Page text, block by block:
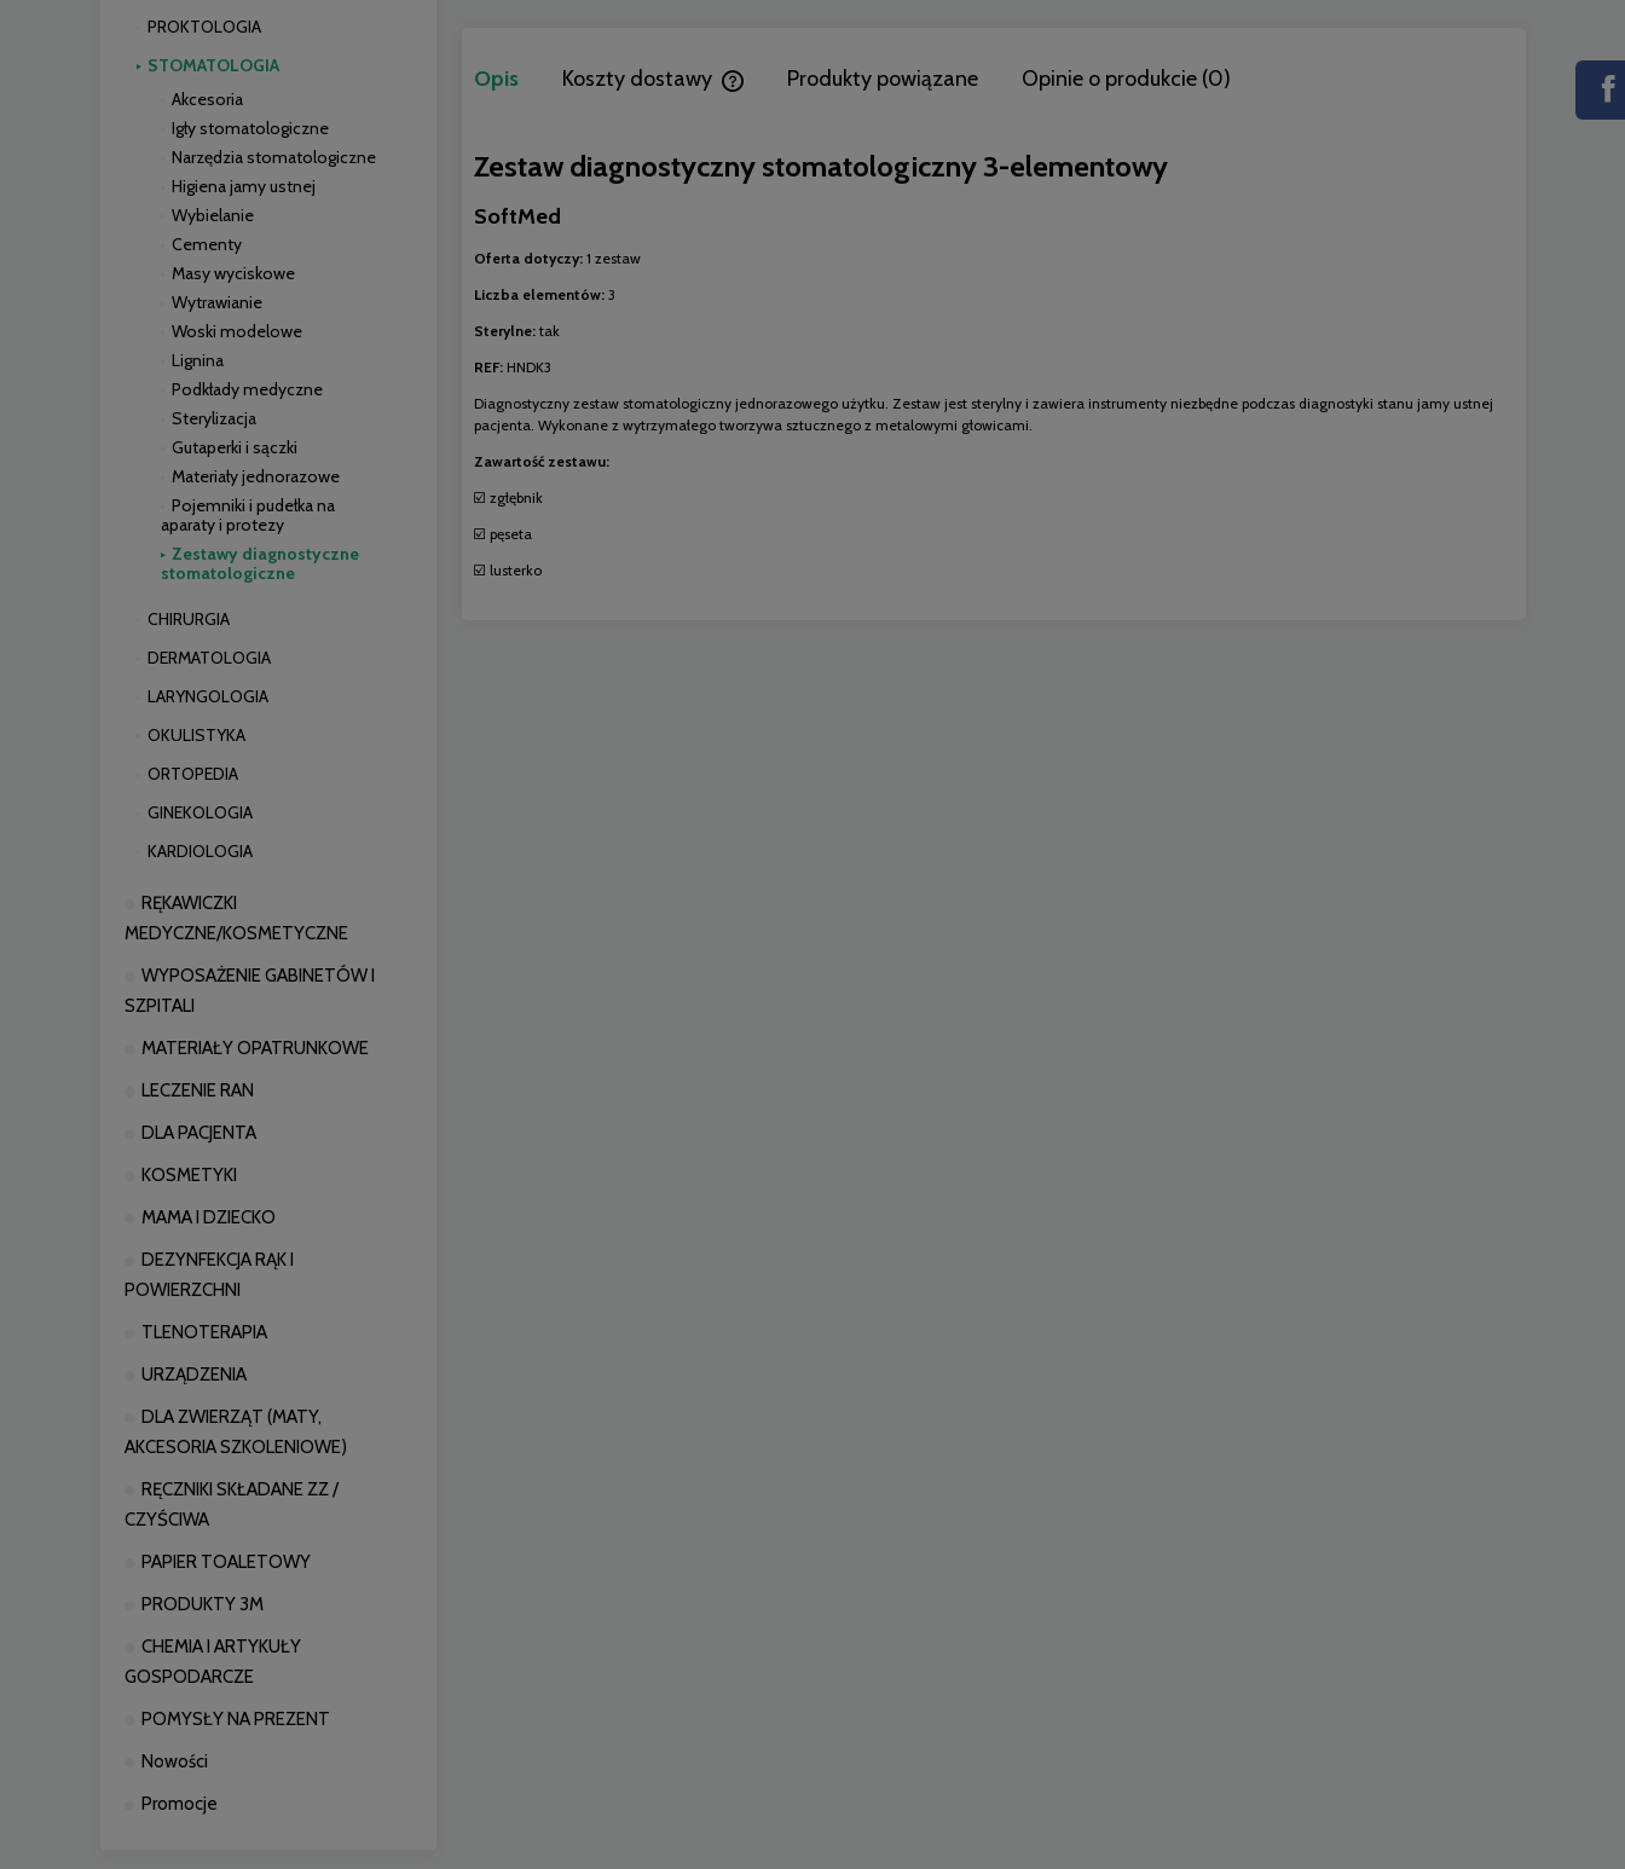
PROKTOLOGIA
STOMATOLOGIA
Akcesoria
Igły stomatologiczne
Narzędzia stomatologiczne
Higiena jamy ustnej
Wybielanie
Cementy
Masy wyciskowe
Wytrawianie
Woski modelowe
Lignina
Podkłady medyczne
Sterylizacja
Gutaperki i sączki
Materiały jednorazowe
Pojemniki i pudełka na
aparaty i protezy
Zestawy diagnostyczne
stomatologiczne
CHIRURGIA
DERMATOLOGIA
LARYNGOLOGIA
OKULISTYKA
ORTOPEDIA
GINEKOLOGIA
KARDIOLOGIA
RĘKAWICZKI
MEDYCZNE/KOSMETYCZNE
WYPOSAŻENIE GABINETÓW I
SZPITALI
MATERIAŁY OPATRUNKOWE
LECZENIE RAN
DLA PACJENTA
KOSMETYKI
MAMA I DZIECKO
DEZYNFEKCJA RĄK I
POWIERZCHNI
TLENOTERAPIA
URZĄDZENIA
DLA ZWIERZĄT (MATY,
AKCESORIA SZKOLENIOWE)
RĘCZNIKI SKŁADANE ZZ /
CZYŚCIWA
PAPIER TOALETOWY
PRODUKTY 3M
CHEMIA I ARTYKUŁY
GOSPODARCZE
POMYSŁY NA PREZENT
Nowości
Promocje
Opis Koszty dostawy Produkty powiązane Opinie o produkcie (0)
Zestaw diagnostyczny stomatologiczny 3-elementowy
SoftMed
Oferta dotyczy: 1 zestaw
Liczba elementów: 3
Sterylne: tak
REF: HNDK3
Diagnostyczny zestaw stomatologiczny jednorazowego użytku. Zestaw jest sterylny i zawiera instrumenty niezbędne podczas diagnostyki stanu jamy ustnej
pacjenta. Wykonane z wytrzymałego tworzywa sztucznego z metalowymi głowicami.
Zawartość zestawu:
☑️ zgłębnik
☑️ pęseta
☑️ lusterko